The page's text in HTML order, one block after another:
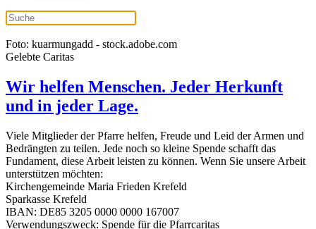
Foto: kuarmungadd - stock.adobe.com
Gelebte Caritas
Wir helfen Menschen. Jeder Herkunft
und in jeder Lage.
Viele Mitglieder der Pfarre helfen, Freude und Leid der Armen und
Bedrängten zu teilen. Jede noch so kleine Spende schafft das
Fundament, diese Arbeit leisten zu können. Wenn Sie unsere Arbeit
unterstützen möchten:
Kirchengemeinde Maria Frieden Krefeld
Sparkasse Krefeld
IBAN: DE85 3205 0000 0000 167007
Verwendungszweck: Spende für die Pfarrcaritas